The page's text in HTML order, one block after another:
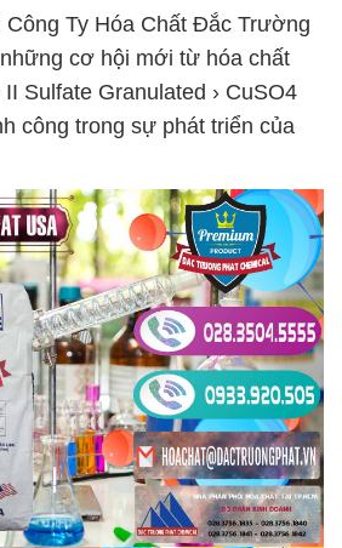
Công Ty Hóa Chất Đắc Trường
cơ hội mới từ hóa chất
Sulfate Granulated › CuSO4
công trong sự phát triển của